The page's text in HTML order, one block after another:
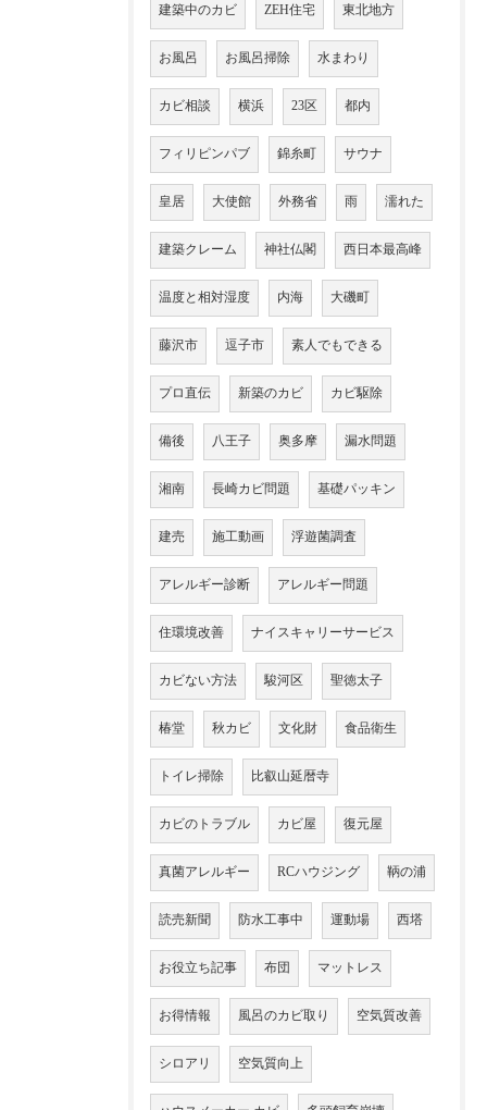
建築中のカビ ZEH住宅 東北地方
お風呂 お風呂掃除 水まわり
カビ相談 横浜 23区 都内
フィリピンパブ 錦糸町 サウナ
皇居 大使館 外務省 雨 濡れた
建築クレーム 神社仏閣 西日本最高峰
温度と相対湿度 内海 大磯町
藤沢市 逗子市 素人でもできる
プロ直伝 新築のカビ カビ駆除
備後 八王子 奥多摩 漏水問題
湘南 長崎カビ問題 基礎パッキン
建売 施工動画 浮遊菌調査
アレルギー診断 アレルギー問題
住環境改善 ナイスキャリーサービス
カビない方法 駿河区 聖徳太子
椿堂 秋カビ 文化財 食品衛生
トイレ掃除 比叡山延暦寺
カビのトラブル カビ屋 復元屋
真菌アレルギー RCハウジング 鞆の浦
読売新聞 防水工事中 運動場 西塔
お役立ち記事 布団 マットレス
お得情報 風呂のカビ取り 空気質改善
シロアリ 空気質向上